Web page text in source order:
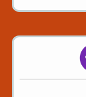
答提高通
职场处处